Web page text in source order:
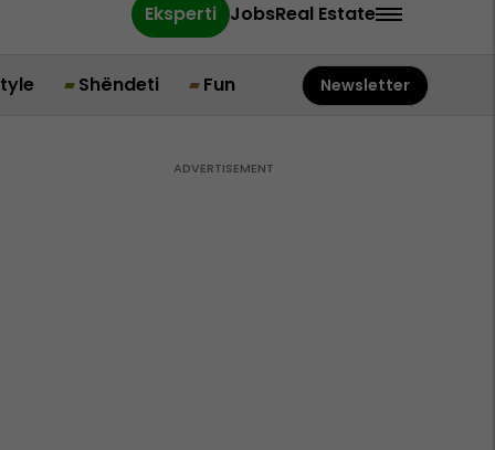
Eksperti JobsReal Estate
Shëndeti Fun Newsletter